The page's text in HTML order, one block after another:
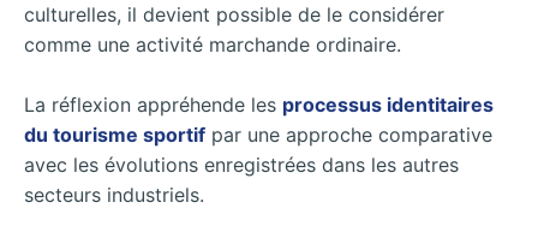
culturelles, il devient possible de le considérer
comme une activité marchande ordinaire.
La réflexion appréhende les processus identitaires
du tourisme sportif par une approche comparative
avec les évolutions enregistrées dans les autres
secteurs industriels.